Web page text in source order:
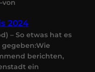
von
2024
– So etwas hat es
berichten,
ein